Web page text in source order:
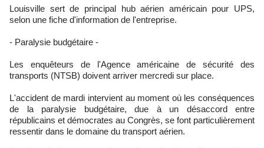
Louisville sert de principal hub aérien américain pour UPS,
selon une fiche d'information de l'entreprise.
- Paralysie budgétaire -
Les enquêteurs de l'Agence américaine de sécurité des
transports (NTSB) doivent arriver mercredi sur place.
L'accident de mardi intervient au moment où les conséquences
de la paralysie budgétaire, due à un désaccord entre
républicains et démocrates au Congrès, se font particulièrement
ressentir dans le domaine du transport aérien.